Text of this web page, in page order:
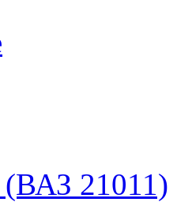
21011)